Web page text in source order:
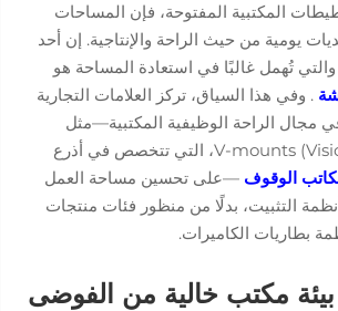
المكتبية المفتوحة، فإن المساحات
يومية من حيث الراحة والإنتاجية. إن أحد
والتي تُهمل غالبًا في استعادة المساحة هو
. وفي هذا السياق، تركز العلامات التجارية
مجال الراحة الوظيفية المكتبية—مثل
علامة V-mounts (Vision Mounts)، التي تتخصص في أذرع
الوقوف —على تحسين مساحة العمل
التثبيت، بدلًا من منظور فئات منتجات
بطاريات الكاميرات.
بيئة مكتب خالية من الفوضى